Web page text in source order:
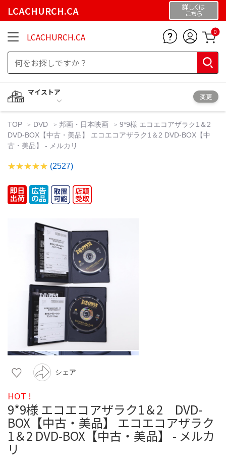
LCACHURCH.CA 詳しくは
こちら
LCACHURCH.CA 0
マイストア
変更
TOP DVD 邦画・日本映画
9*9様 エコエコアザラク1＆2
DVD-BOX【中古・美品】 エコエコアザラク1＆2 DVD-BOX【中
古・美品】 - メルカリ
(2527)
シェア
HOT !
9*9様 エコエコアザラク1＆2 DVD-
BOX【中古・美品】 エコエコアザラク
1＆2 DVD-BOX【中古・美品】 - メルカ
リ